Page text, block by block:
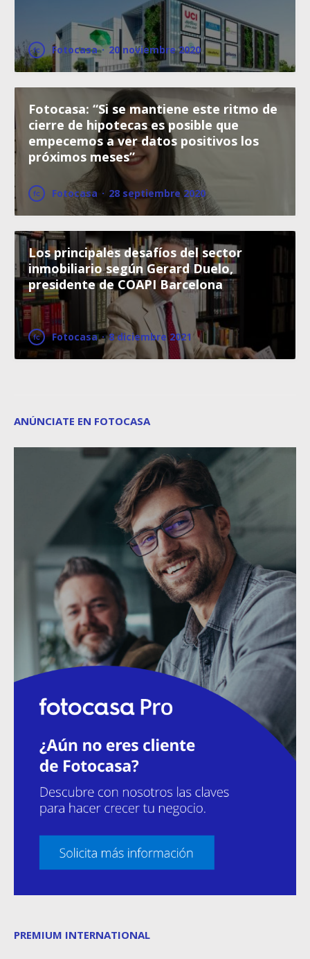
Fotocasa · 20 noviembre 2020
Fotocasa: “Si se mantiene este ritmo de
cierre de hipotecas es posible que
empecemos a ver datos positivos los
próximos meses”
Fotocasa · 28 septiembre 2020
Los principales desafíos del sector
inmobiliario según Gerard Duelo,
presidente de COAPI Barcelona
Fotocasa · 8 diciembre 2021
ANÚNCIATE EN FOTOCASA
PREMIUM INTERNATIONAL